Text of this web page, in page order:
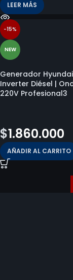
LEER MÁS
-15%
NEW
Generador
Inverter Diésel |
220V Profesional3
$1.860.000
AÑADIR AL CARRITO